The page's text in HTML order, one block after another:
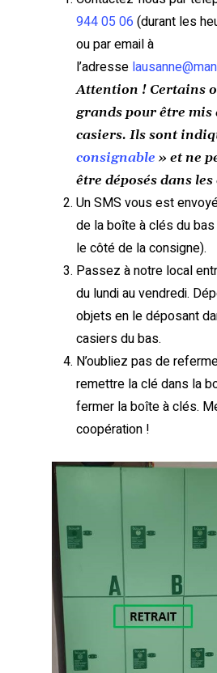
944 05 06 (durant les
ou par email à
l’adresse
Attention ! Certains
grands pour être mis
casiers. Ils sont
consignable » et ne
être déposés dans
Un SMS vous est
de la boîte à clés du
le côté de la consigne).
Passez à notre local
du lundi au vendredi.
objets en le déposant
casiers du bas.
N’oubliez pas de
remettre la clé dans la
fermer la boîte à clés.
coopération !